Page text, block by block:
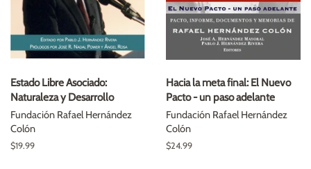
Estado Libre Asociado:
Naturaleza y Desarrollo
Fundación Rafael Hernández
Colón
Precio
$19.99
Hacia la meta final: El Nuevo
Pacto - un paso adelante
Fundación Rafael Hernández
Colón
Precio
$24.99